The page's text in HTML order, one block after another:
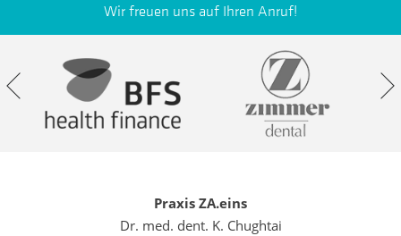
Wir freuen uns auf Ihren Anruf!
Praxis ZA.eins
Dr. med. dent. K. Chughtai